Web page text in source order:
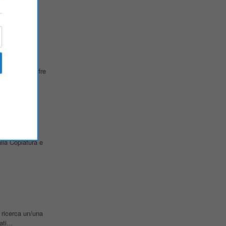
liceali. Si offre
Copiatura e
un/una